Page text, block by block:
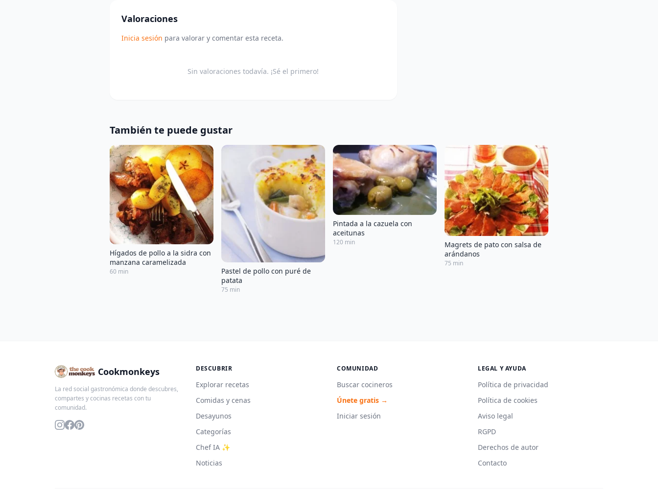
Valoraciones
Inicia sesión para valorar y comentar esta receta.
Sin valoraciones todavía. ¡Sé el primero!
También te puede gustar
Hígados de pollo a la sidra con
manzana caramelizada
60 min
Pastel de pollo con puré de
patata
75 min
Pintada a la cazuela con
aceitunas
120 min
Magrets de pato con salsa de
arándanos
75 min
Cookmonkeys
La red social gastronómica donde descubres,
compartes y cocinas recetas con tu
comunidad.
DESCUBRIR
Explorar recetas
Comidas y cenas
Desayunos
Categorías
Chef IA ✨
Noticias
COMUNIDAD
Buscar cocineros
Únete gratis →
Iniciar sesión
LEGAL Y AYUDA
Política de privacidad
Política de cookies
Aviso legal
RGPD
Derechos de autor
Contacto